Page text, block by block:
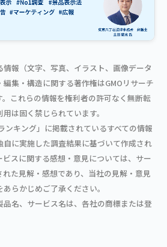
報（文字、写真、イラスト、画像データ
集・構造に関する著作権はGMOリサーチ
これらの情報を権利者の許可なく無断転
は固く禁じられています。
ンキング」に掲載されているすべての情報
に実施した調査結果に基づいて作成され
スに関する感想・意見については、サー
た見解・感想であり、当社の見解・意見
らかじめご了承ください。
名、サービス名は、各社の商標または登